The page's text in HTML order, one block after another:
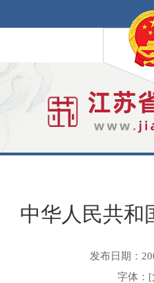
中华人民共和
发布日期：
字体：[